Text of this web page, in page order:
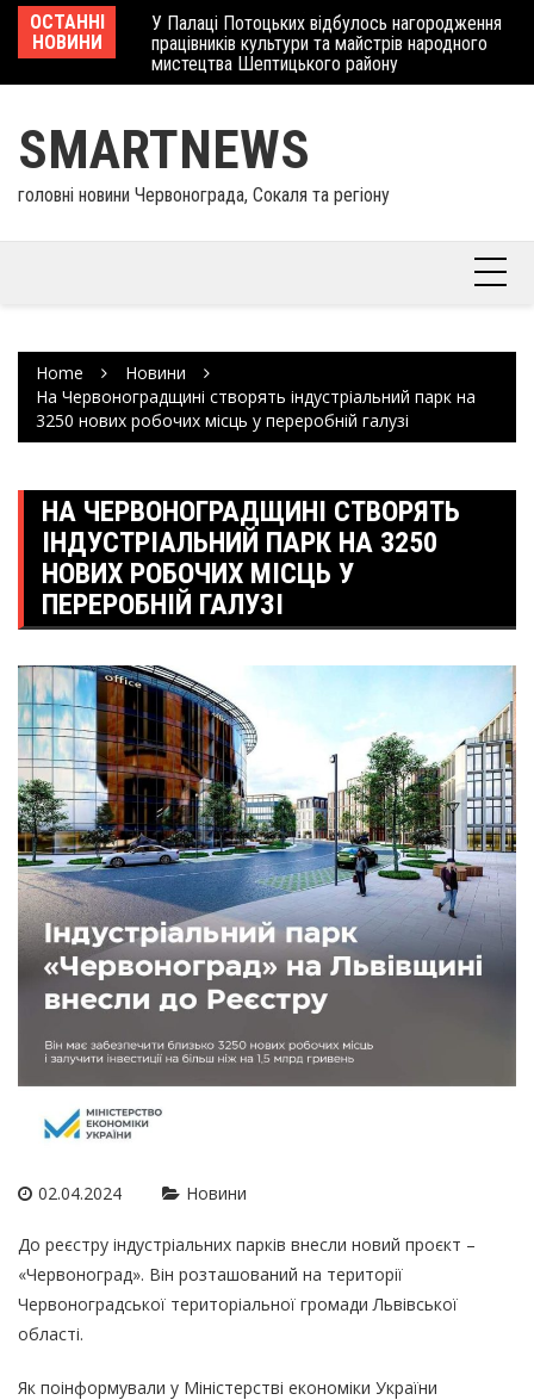
Skip
content
ОСТАННІ
НОВИНИ
У Палаці Потоцьких відбулось нагородження
працівників культури та майстрів народного
мистецтва Шептицького району
SMARTNEWS
головні новини Червонограда, Сокаля та регіону
Home
Новини
На Червоноградщині створять індустріальний парк на
3250 нових робочих місць у переробній галузі
НА ЧЕРВОНОГРАДЩИНІ СТВОРЯТЬ
ІНДУСТРІАЛЬНИЙ ПАРК НА 3250
НОВИХ РОБОЧИХ МІСЦЬ У
ПЕРЕРОБНІЙ ГАЛУЗІ
02.04.2024 Новини
До реєстру індустріальних парків внесли новий проєкт –
«Червоноград». Він розташований на території
Червоноградської територіальної громади Львівської
області.
Як поінформували у Міністерстві економіки України